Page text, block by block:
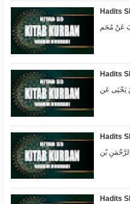
Hadits
Hadits
Hadits
Hadits